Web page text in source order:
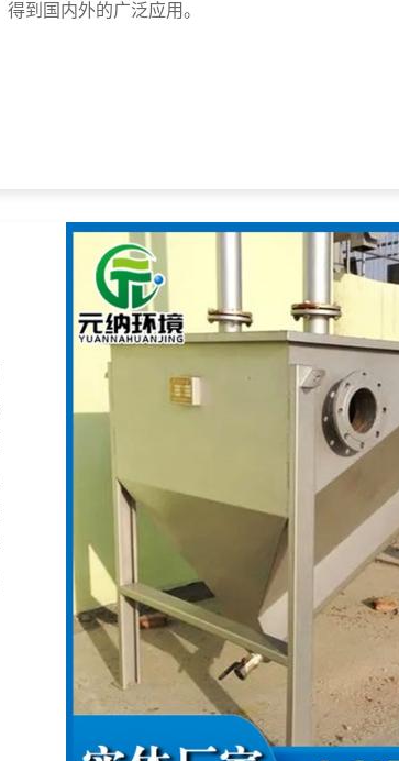
得到国内外的广泛应用。